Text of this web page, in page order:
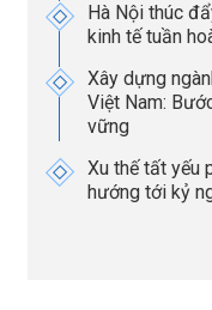
Hà Nội thúc
kinh tế tuần
Xây dựng
Việt Nam:
vững
Xu thế tất yếu
hướng tới kỷ